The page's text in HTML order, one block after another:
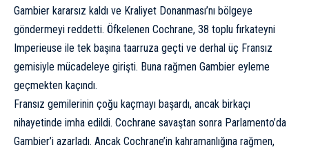
Gambier kararsız kaldı ve Kraliyet Donanması’nı bölgeye
göndermeyi reddetti. Öfkelenen Cochrane, 38 toplu fırkateyni
Imperieuse ile tek başına taarruza geçti ve derhal üç Fransız
gemisiyle mücadeleye girişti. Buna rağmen Gambier eyleme
geçmekten kaçındı.
Fransız gemilerinin çoğu kaçmayı başardı, ancak birkaçı
nihayetinde imha edildi. Cochrane savaştan sonra Parlamento’da
Gambier’i azarladı. Ancak Cochrane’in kahramanlığına rağmen,